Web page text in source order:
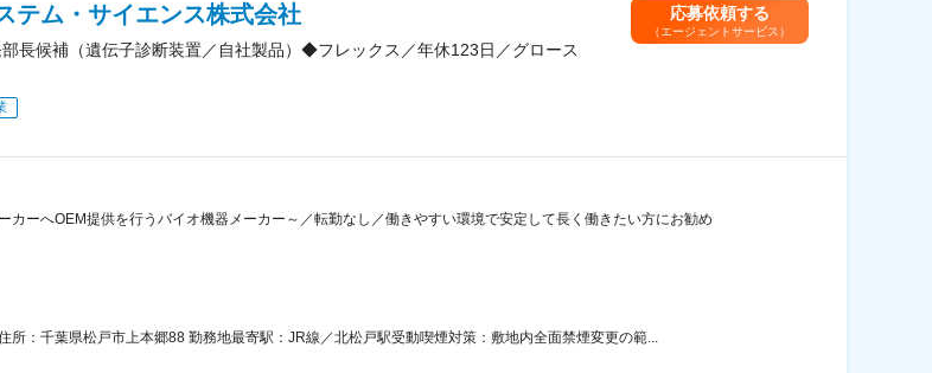
テム・サイエンス株式会社
部長候補（遺伝子診断装置／自社製品）◆フレックス／年休123日／グロース
応募依頼する
（エージェントサービス）
カーへOEM提供を行うバイオ機器メーカー～／転勤なし／働きやすい環境で安定して長く働きたい方にお勧め
所：千葉県松戸市上本郷88 勤務地最寄駅：JR線／北松戸駅受動喫煙対策：敷地内全面禁煙変更の範...